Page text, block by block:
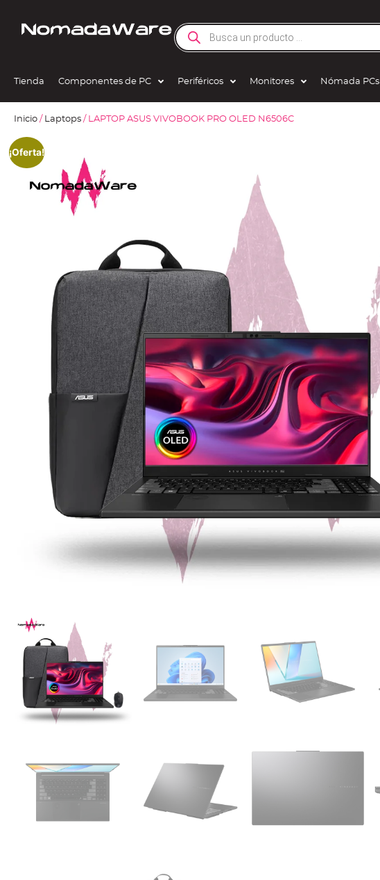
Tienda Componentes de PC Periféricos Monitores Nómada PCs
Inicio / Laptops / LAPTOP ASUS VIVOBOOK PRO OLED N6506C
¡Oferta!